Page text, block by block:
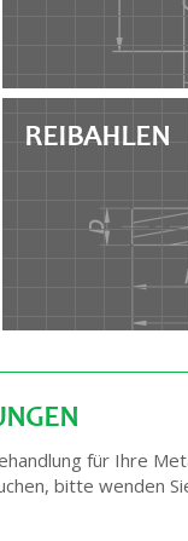
REIBAHLEN
für Ihre
bitte wenden